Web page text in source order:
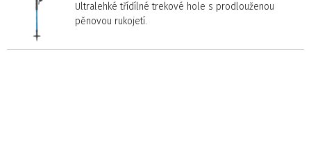
Ultralehké třídílné trekové hole s prodlouženou
pěnovou rukojetí.